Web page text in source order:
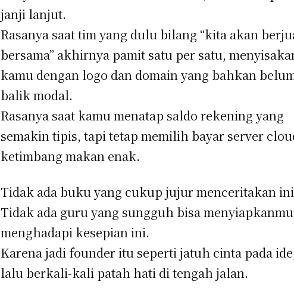
janji lanjut.
Rasanya saat tim yang dulu bilang “kita akan
bersama” akhirnya pamit satu per satu,
kamu dengan logo dan domain yang bahkan
balik modal.
Rasanya saat kamu menatap saldo rekening yang
semakin tipis, tapi tetap memilih bayar server
ketimbang makan enak.
Tidak ada buku yang cukup jujur menceritakan
Tidak ada guru yang sungguh bisa menyiapkanmu
menghadapi kesepian ini.
Karena jadi founder itu seperti jatuh cinta pada
lalu berkali-kali patah hati di tengah jalan.